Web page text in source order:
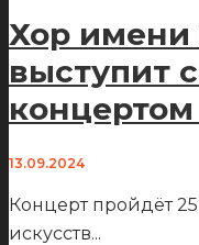
Хор имени
выступит
13.09.2024
Концерт пройдёт
искусств...